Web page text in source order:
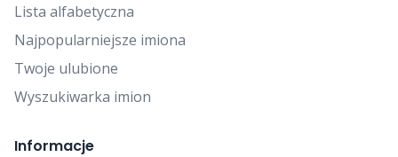
Lista alfabetyczna
Najpopularniejsze imiona
Twoje ulubione
Wyszukiwarka imion
Informacje